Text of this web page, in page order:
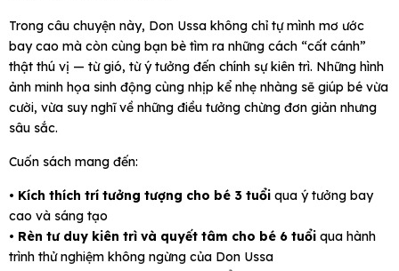
Trong câu chuyện này, Don Ussa không chỉ tự mình mơ ước
bay cao mà còn cùng bạn bè tìm ra những cách “cất cánh”
thật thú vị — từ gió, từ ý tưởng đến chính sự kiên trì. Những hình
ảnh minh họa sinh động cùng nhịp kể nhẹ nhàng sẽ giúp bé vừa
cười, vừa suy nghĩ về những điều tưởng chừng đơn giản nhưng
sâu sắc.
Cuốn sách mang đến:
• Kích thích trí tưởng tượng cho bé 3 tuổi qua ý tưởng bay
cao và sáng tạo
• Rèn tư duy kiên trì và quyết tâm cho bé 6 tuổi qua hành
trình thử nghiệm không ngừng của Don Ussa